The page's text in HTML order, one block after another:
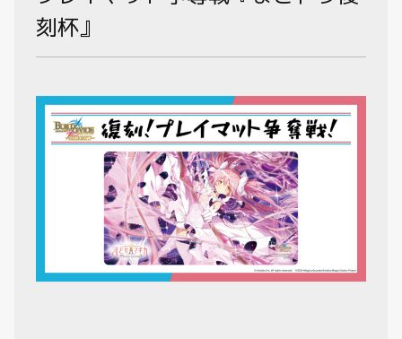
刻杯』